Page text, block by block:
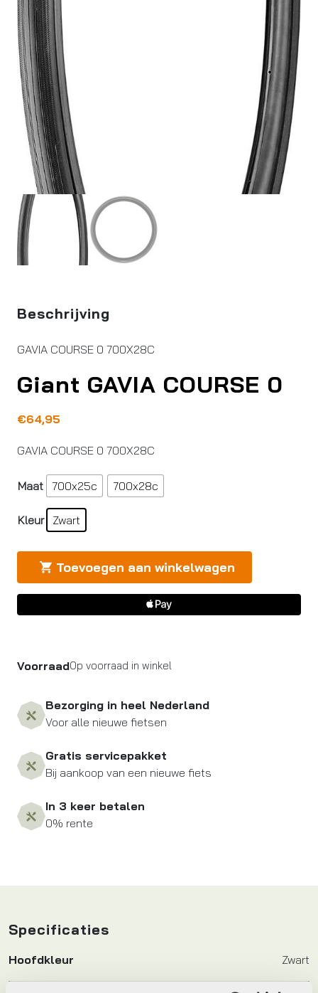
Beschrijving
GAVIA COURSE 0 700X28C
Giant GAVIA COURSE 0
€64,95
GAVIA COURSE 0 700X28C
Maat 700x25c 700x28c
Kleur Zwart
Toevoegen aan winkelwagen
VoorraadOp voorraad in winkel
Bezorging in heel Nederland
Voor alle nieuwe fietsen
Gratis servicepakket
Bij aankoop van een nieuwe fiets
In 3 keer betalen
0% rente
Specificaties
Hoofdkleur Zwart